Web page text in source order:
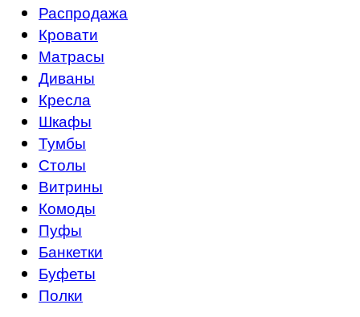
Распродажа
Кровати
Матрасы
Диваны
Кресла
Шкафы
Тумбы
Столы
Витрины
Комоды
Пуфы
Банкетки
Буфеты
Полки